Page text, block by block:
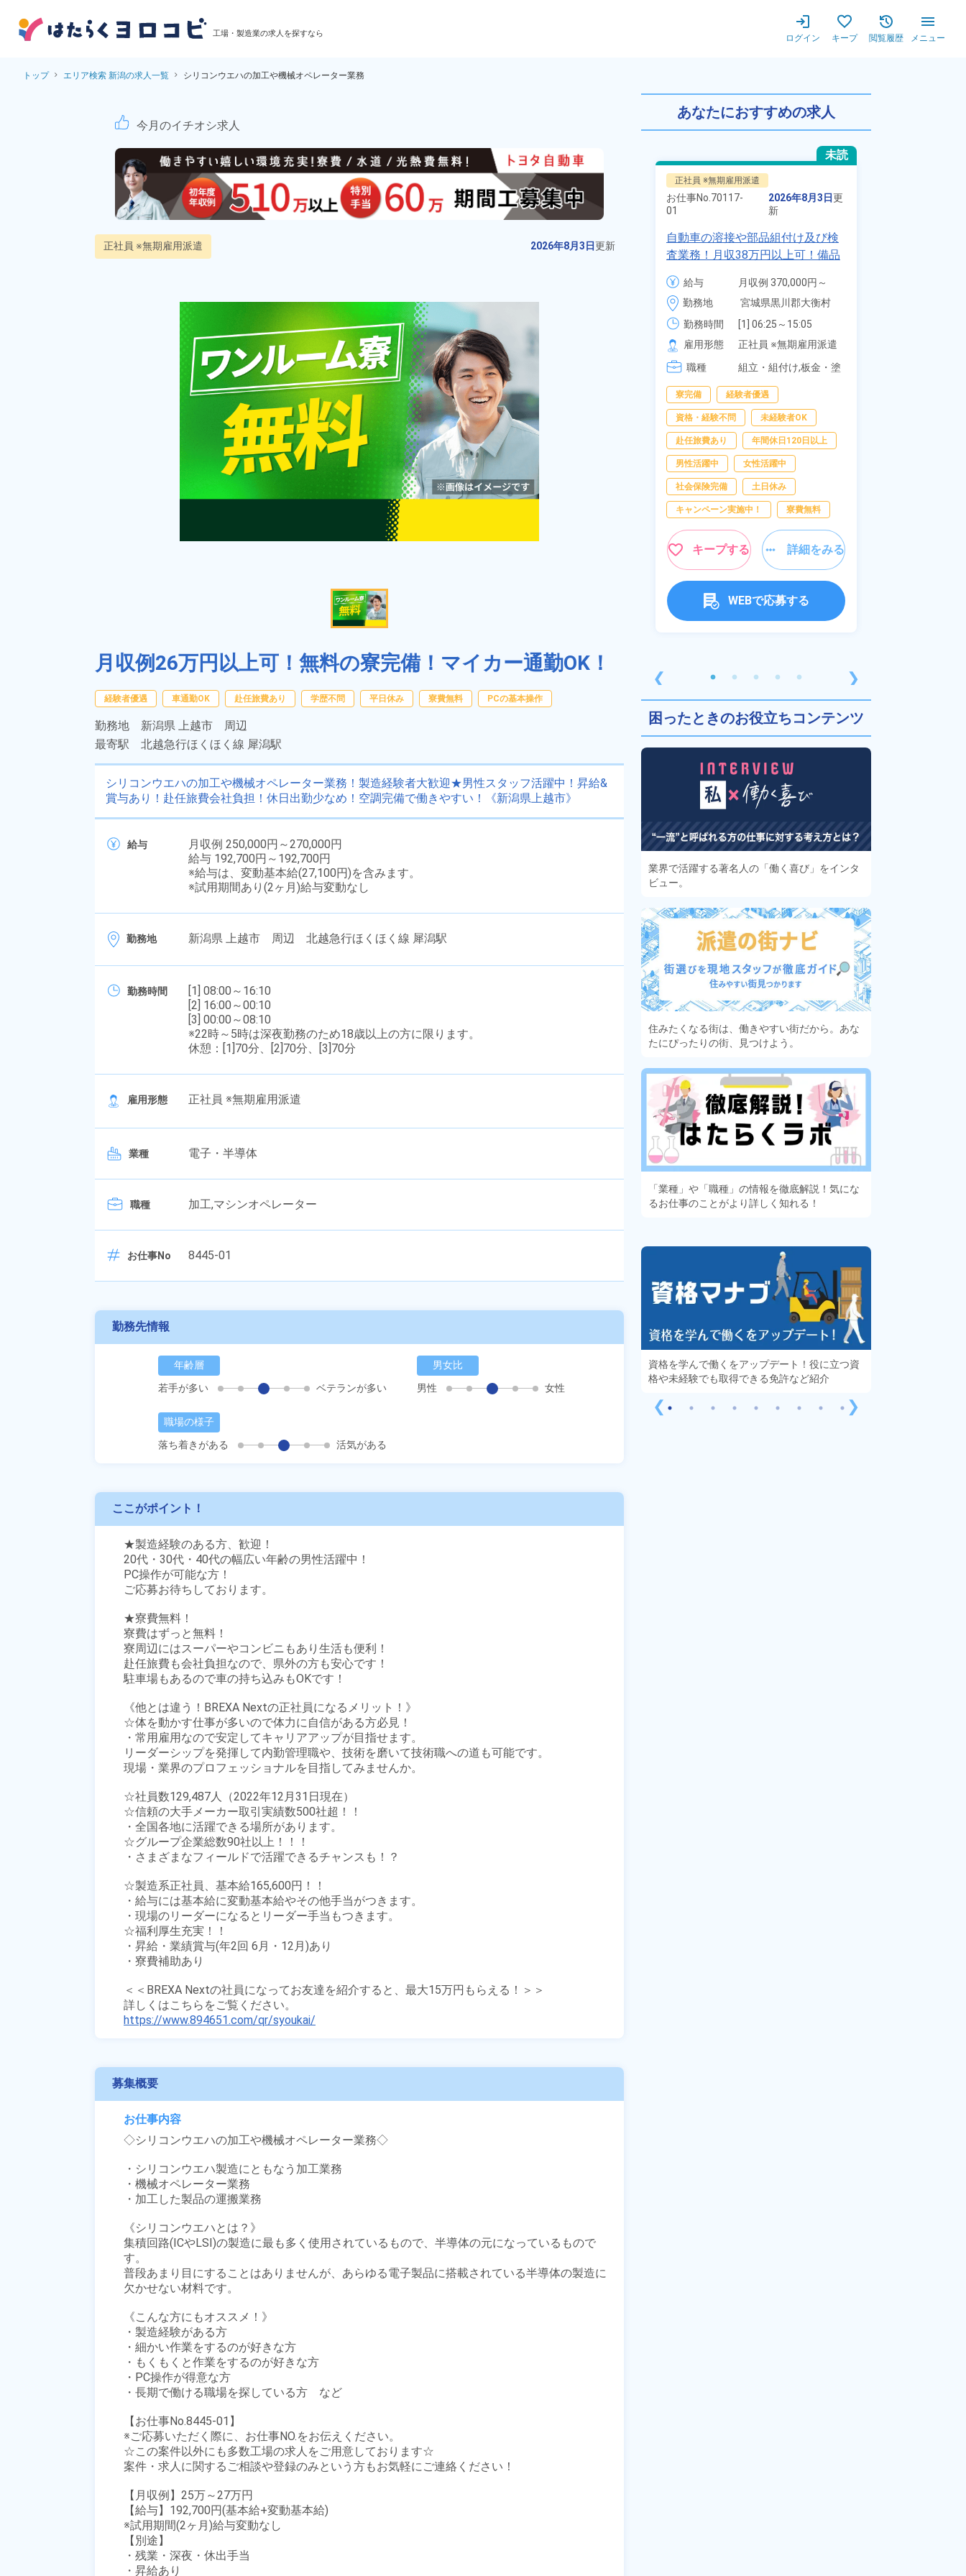
工場・製造業の求人を探すなら ログイン キープ 閲覧履歴 メニュー
トップ エリア検索 新潟の求人一覧 シリコンウエハの加工や機械オペレーター業務
シリコンウエハの加工や機械オペレーター業務！製造経験者大歓迎★男性スタッ
今月のイチオシ求人
正社員 ※無期雇用派遣 2026年8月3日更新
月収例26万円以上可！無料の寮完備！マイカー通勤OK！
経験者優遇 車通勤OK 赴任旅費あり 学歴不問 平日休み 寮費無料 PCの基本操作
勤務地 新潟県 上越市 周辺
最寄駅 北越急行ほくほく線 犀潟駅
シリコンウエハの加工や機械オペレーター業務！製造経験者大歓迎★男性スタッフ活躍中！昇給&
賞与あり！赴任旅費会社負担！休日出勤少なめ！空調完備で働きやすい！《新潟県上越市》
給与
月収例 250,000円～270,000円
給与 192,700円～192,700円
※給与は、変動基本給(27,100円)を含みます。
※試用期間あり(2ヶ月)給与変動なし
勤務地 新潟県 上越市 周辺 北越急行ほくほく線 犀潟駅
勤務時間
[1] 08:00～16:10
[2] 16:00～00:10
[3] 00:00～08:10
※22時～5時は深夜勤務のため18歳以上の方に限ります。
休憩：[1]70分、[2]70分、[3]70分
雇用形態 正社員 ※無期雇用派遣
業種 電子・半導体
職種 加工,マシンオペレーター
お仕事No 8445-01
勤務先情報
年齢層
若手が多い
ベテランが多い
男女比
男性
女性
職場の様子
落ち着きがある
活気がある
ここがポイント！
★製造経験のある方、歓迎！
20代・30代・40代の幅広い年齢の男性活躍中！
PC操作が可能な方！
ご応募お待ちしております。
★寮費無料！
寮費はずっと無料！
寮周辺にはスーパーやコンビニもあり生活も便利！
赴任旅費も会社負担なので、県外の方も安心です！
駐車場もあるので車の持ち込みもOKです！
《他とは違う！BREXA Nextの正社員になるメリット！》
☆体を動かす仕事が多いので体力に自信がある方必見！
・常用雇用なので安定してキャリアアップが目指せます。
リーダーシップを発揮して内勤管理職や、技術を磨いて技術職への道も可能です。
現場・業界のプロフェッショナルを目指してみませんか。
☆社員数129,487人（2022年12月31日現在）
☆信頼の大手メーカー取引実績数500社超！！
・全国各地に活躍できる場所があります。
☆グループ企業総数90社以上！！！
・さまざまなフィールドで活躍できるチャンスも！？
☆製造系正社員、基本給165,600円！！
・給与には基本給に変動基本給やその他手当がつきます。
・現場のリーダーになるとリーダー手当もつきます。
☆福利厚生充実！！
・昇給・業績賞与(年2回 6月・12月)あり
・寮費補助あり
＜＜BREXA Nextの社員になってお友達を紹介すると、最大15万円もらえる！＞＞
https://www.894651.com/qr/syoukai/
募集概要
お仕事内容
◇シリコンウエハの加工や機械オペレーター業務◇
・シリコンウエハ製造にともなう加工業務
・機械オペレーター業務
・加工した製品の運搬業務
《シリコンウエハとは？》
集積回路(ICやLSI)の製造に最も多く使用されているもので、半導体の元になっているもので
す。
普段あまり目にすることはありませんが、あらゆる電子製品に搭載されている半導体の製造に
欠かせない材料です。
《こんな方にもオススメ！》
・製造経験がある方
・細かい作業をするのが好きな方
・もくもくと作業をするのが好きな方
・PC操作が得意な方
・長期で働ける職場を探している方　など
【お仕事No.8445-01】
※ご応募いただく際に、お仕事NO.をお伝えください。
☆この案件以外にも多数工場の求人をご用意しております☆
案件・求人に関するご相談や登録のみという方もお気軽にご連絡ください！
【月収例】25万～27万円
【給与】192,700円(基本給+変動基本給)
※試用期間(2ヶ月)給与変動なし
【別途】
・残業・深夜・休出手当
・昇給あり
あなたにおすすめの求人
❮
お仕事No.4477-
17
2026年8月3日
新
カーナビゲーション部品の組立！
嬉しい土日祝休み★年間休日125
勤OK！《長野県松本市》
勤務地
長野県松本市　周辺
雇用形態
派遣社員
職種
組立・組付け,部品供
給・充填・運搬,検査,梱
包
男性活躍中 女性活躍中
寮完備 年間休日120日以上
社会保険完備
資格・経験不問 未経験者OK
土日祝休み 寮費無料
未読
正社員 ※無期雇用派遣
お仕事No. 70117-
01
2026年8月3日更
新
自動車の溶接や部品組付け及び検
査業務！月収38万円以上可！備品
付きワンルーム寮完備！赴任旅費
会社負担★人気の土日休み！昇給
＆業績賞与あり！車・バイク通勤
可！無料駐車場あり！カップルで
の応募OK★《宮城県大衡村》
給与
月収例 370,000円～
390,000円
時給 1,700円～1,700円
勤務地
宮城県黒川郡大衡村
周辺
勤務時間
[1] 06:25～15:05
[2] 16:00～00:40
[3] 16:30～01:10
[4] 08:00～16:40
雇用形態
正社員 ※無期雇用派遣
職種
組立・組付け,板金・塗
寮完備 経験者優遇
資格・経験不問 未経験者OK
赴任旅費あり 年間休日120日以上
男性活躍中 女性活躍中
社会保険完備 土日休み
キャンペーン実施中！ 寮費無料
キープする 詳細をみる
WEBで応募する
❯
困ったときのお役立ちコンテンツ
業界で活躍する著名人の「働く喜び」をインタ
ビュー。
住みたくなる街は、働きやすい街だから。あな
たにぴったりの街、見つけよう。
「業種」や「職種」の情報を徹底解説！気にな
るお仕事のことがより詳しく知れる！
❮
あるモノに魅了され続け気がつけばマニア
に！？ディープな世界にあなたもきっとハマる
はず！
資格を学んで働くをアップデート！役に立つ資
格や未経験でも取得できる免許など紹介
❯